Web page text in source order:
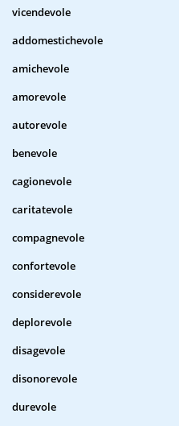
vicendevole
addomestichevole
amichevole
amorevole
autorevole
benevole
cagionevole
caritatevole
compagnevole
confortevole
considerevole
deplorevole
disagevole
disonorevole
durevole